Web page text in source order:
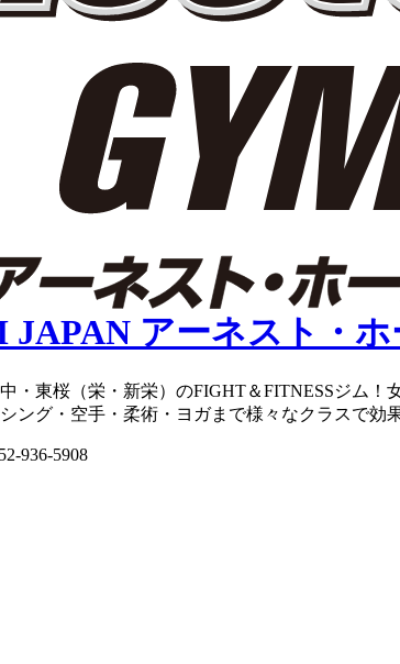
・東桜（栄・新栄）のFIGHT＆FITNESSジム
ング・空手・柔術・ヨガまで様々なクラスで効